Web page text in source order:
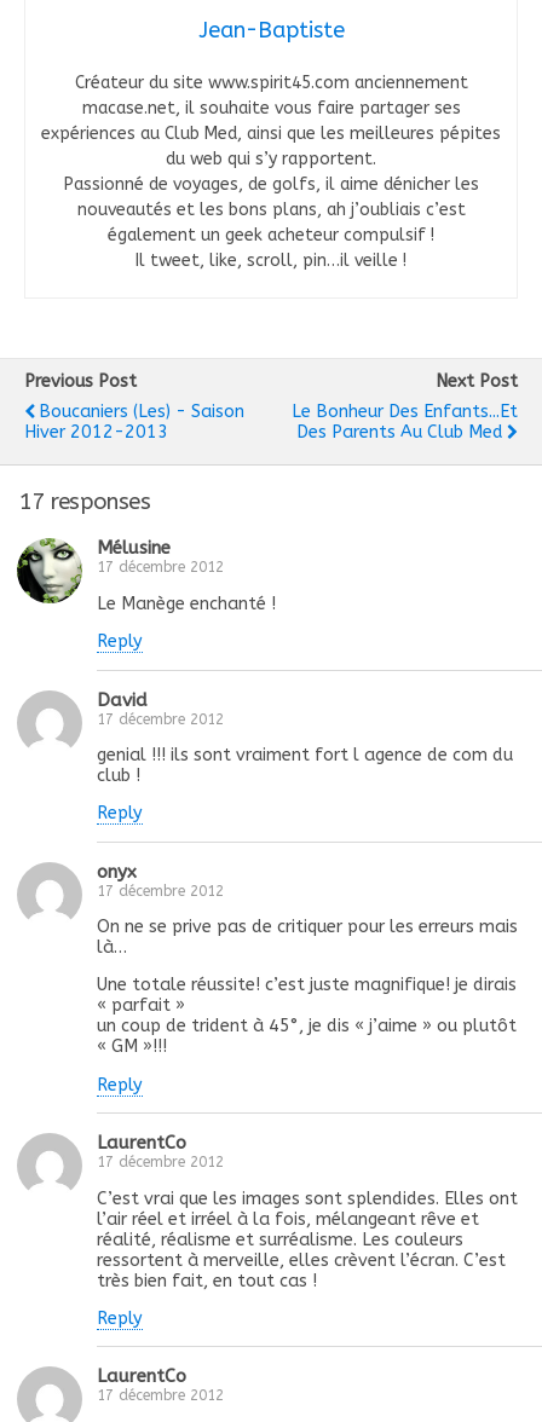
Jean-Baptiste
Créateur du site www.spirit45.com anciennement
macase.net, il souhaite vous faire partager ses
expériences au Club Med, ainsi que les meilleures pépites
du web qui s’y rapportent.
Passionné de voyages, de golfs, il aime dénicher les
nouveautés et les bons plans, ah j’oubliais c’est
également un geek acheteur compulsif !
Il tweet, like, scroll, pin…il veille !
Previous Post
Boucaniers (les) - Saison
Hiver 2012-2013
Next Post
Le Bonheur Des Enfants...et
Des Parents Au Club Med
17 responses
Mélusine
17 décembre 2012
Le Manège enchanté !
Reply
David
17 décembre 2012
genial !!! ils sont vraiment fort l agence de com du
club !
Reply
onyx
17 décembre 2012
On ne se prive pas de critiquer pour les erreurs mais
là…
Une totale réussite! c’est juste magnifique! je dirais
« parfait »
un coup de trident à 45°, je dis « j’aime » ou plutôt
« GM »!!!
Reply
LaurentCo
17 décembre 2012
C’est vrai que les images sont splendides. Elles ont
l’air réel et irréel à la fois, mélangeant rêve et
réalité, réalisme et surréalisme. Les couleurs
ressortent à merveille, elles crèvent l’écran. C’est
très bien fait, en tout cas !
Reply
LaurentCo
17 décembre 2012